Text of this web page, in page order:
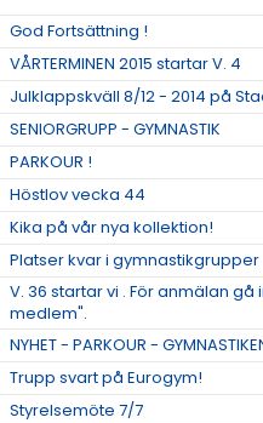
God Fortsättning !
VÅRTERMINEN 2015 startar V. 4
Julklappskväll 8/12 - 2014 på
SENIORGRUPP - GYMNASTIK
PARKOUR !
Höstlov vecka 44
Kika på vår nya kollektion!
Platser kvar i gymnastikgrupper
V. 36 startar vi . För anmälan gå
medlem".
NYHET - PARKOUR -
Trupp svart på Eurogym!
Styrelsemöte 7/7